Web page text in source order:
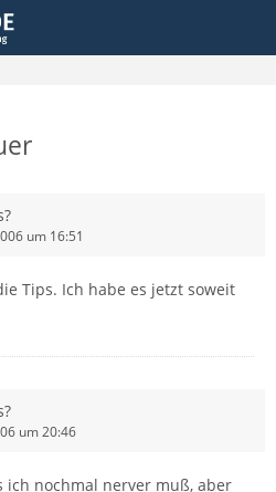
um 16:51
Tips. Ich habe es jetzt soweit
um 20:46
ich nochmal nerver muß, aber